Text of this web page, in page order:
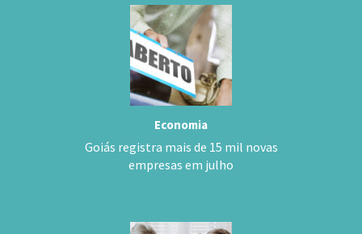
Economia
Goiás registra mais de 15 mil novas
empresas em julho